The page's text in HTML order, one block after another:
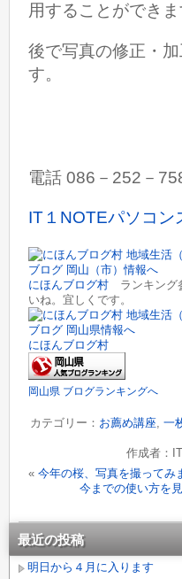
用することができま
後で写真の修正・
す。
電話 086－252－
IT１NOTEパソコン
にほんブログ村 ランキング
いね。宜しくです。
にほんブログ村
岡山県 ブログランキングへ
カテゴリー： お薦め講座, 一
作成者：
«今年の桜、写真を撮ってみ
今までの使い方を
最近の投稿
明日から４月に入ります